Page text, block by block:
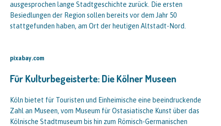
ausgesprochen lange Stadtgeschichte zurück. Die ersten
Besiedlungen der Region sollen bereits vor dem Jahr 50
stattgefunden haben, am Ort der heutigen Altstadt-Nord.
pixabay.com
Für Kulturbegeisterte: Die Kölner Museen
Köln bietet für Touristen und Einheimische eine beeindruckende
Zahl an Museen, vom Museum für Ostasiatische Kunst über das
Kölnische Stadtmuseum bis hin zum Römisch-Germanischen